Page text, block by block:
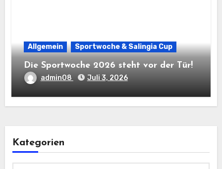
Allgemein Sportwoche & Salingia Cup
Die Sportwoche 2026 steht vor der Tür!
admin08 Juli 3, 2026
Kategorien